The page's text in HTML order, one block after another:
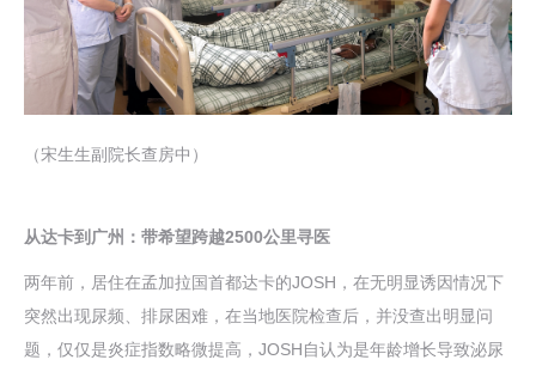
（宋生生副院长查房中）
从达卡到广州：带希望跨越2500公里寻医
两年前，居住在孟加拉国首都达卡的JOSH，在无明显诱因情况下
突然出现尿频、排尿困难，在当地医院检查后，并没查出明显问
题，仅仅是炎症指数略微提高，JOSH自认为是年龄增长导致泌尿